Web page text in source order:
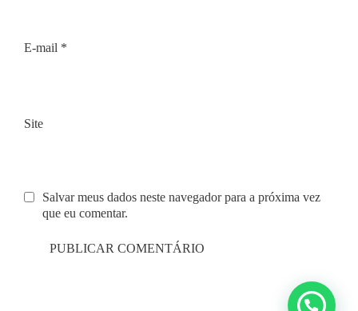
E-mail *
Site
Salvar meus dados neste navegador para a próxima vez
que eu comentar.